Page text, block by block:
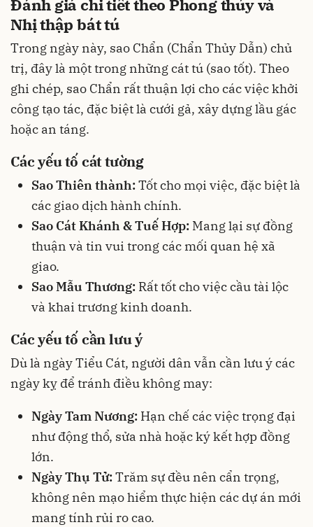
Đánh giá chi tiết theo Phong thủy và
Nhị thập bát tú
Trong ngày này, sao Chẩn (Chẩn Thủy Dẫn) chủ
trị, đây là một trong những cát tú (sao tốt). Theo
ghi chép, sao Chẩn rất thuận lợi cho các việc khởi
công tạo tác, đặc biệt là cưới gả, xây dựng lầu gác
hoặc an táng.
Các yếu tố cát tường
Sao Thiên thành:Tốt cho mọi việc, đặc biệt là
các giao dịch hành chính.
Sao Cát Khánh & Tuế Hợp: Mang lại sự đồng
thuận và tin vui trong các mối quan hệ xã
giao.
Sao Mẫu Thương: Rất tốt cho việc cầu tài lộc
và khai trương kinh doanh.
Các yếu tố cần lưu ý
Dù là ngày Tiểu Cát, người dân vẫn cần lưu ý các
ngày kỵ để tránh điều không may:
Ngày Tam Nương: Hạn chế các việc trọng đại
như động thổ, sửa nhà hoặc ký kết hợp đồng
lớn.
Ngày Thụ Tử:Trăm sự đều nên cẩn trọng,
không nên mạo hiểm thực hiện các dự án mới
mang tính rủi ro cao.